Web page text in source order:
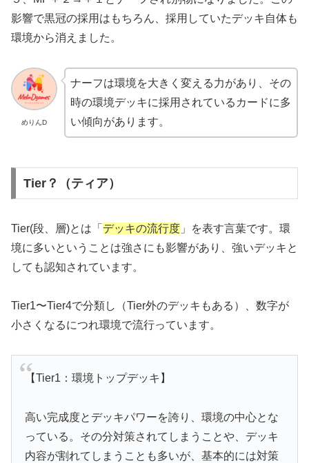
影響で黒冠の採用はもちろん、採用していたデッキ自体も
環境から消えました。
めりんD
ナーフは環境を大きく変える力があり、その
時の環境デッキに採用されているカードに多
い傾向があります。
Tier？（ティア）
Tier(段、層)とは「 デッキの流行度 」を表す言葉です。環
境に多いということは強さにも影響があり、強いデッキと
しても認知されています。
Tier1〜Tier4で分類し（Tier外のデッキもある）、数字が
小さくなるにつれ環境で流行っています。
【Tier1：環境トップデッキ】
高い完成度とデッキパワーを誇り、環境の中心とな
っている。その分対策されてしまうことや、デッキ
内容が割れてしまうことも多いが、基本的には対策